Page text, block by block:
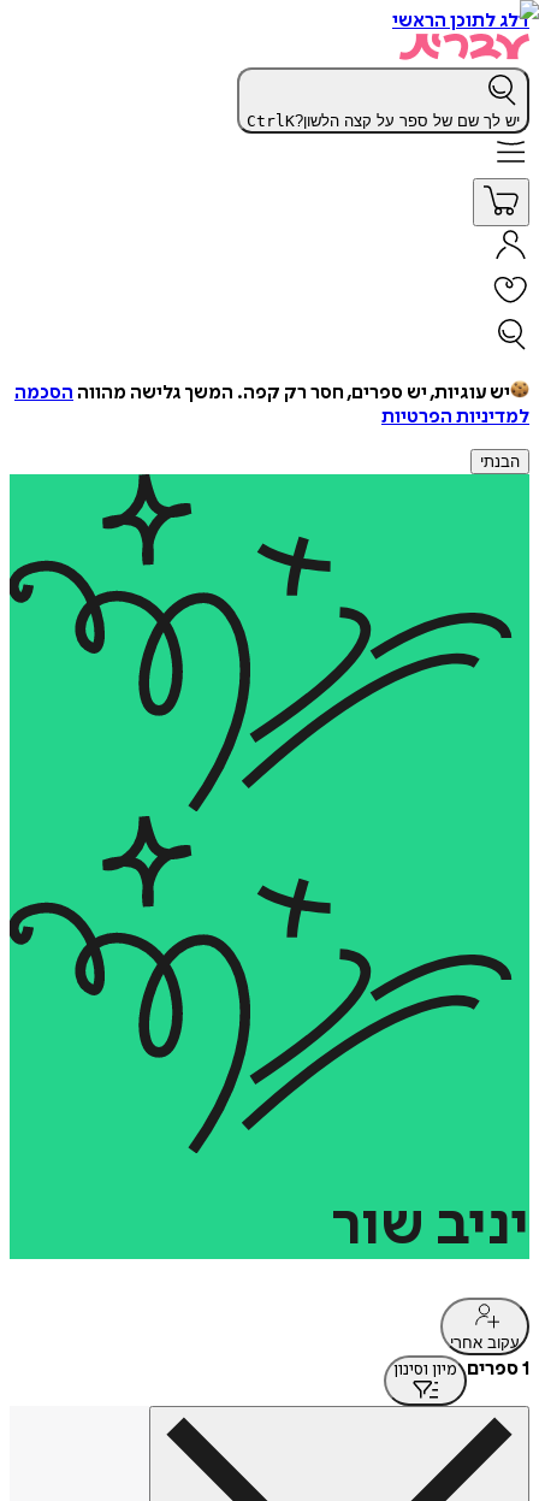
דלג לתוכן הראשי
יש לך שם של ספר על קצה הלשון? CtrlK
יש עוגיות, יש ספרים, חסר רק קפה. המשך גלישה מהווה הסכמה
למדיניות הפרטיות
הבנתי
יניב שור
עקוב אחרי
1 ספרים מיון וסינון